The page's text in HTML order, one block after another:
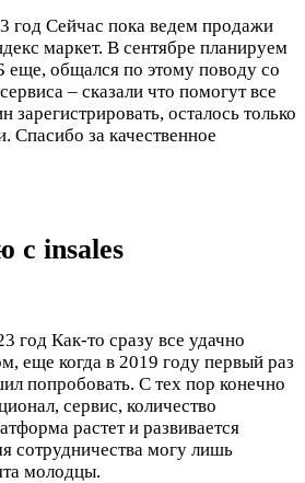
год Сейчас пока ведем продажи
маркет. В сентябре планируем
еще, общался по этому поводу со
– сказали что помогут все
зарегистрировать, осталось только
Спасибо за качественное
с insales
год Как-то сразу все удачно
еще когда в 2019 году первый раз
попробовать. С тех пор конечно
сервис, количество
растет и развивается
сотрудничества могу лишь
молодцы.